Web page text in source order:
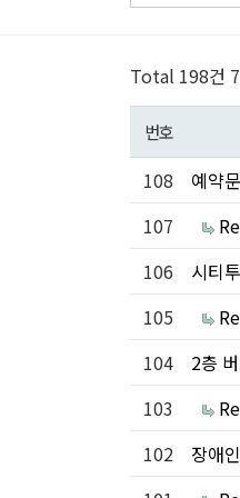
Total 198건
번호
108
예약
107
106
시티
105
104
2층
103
102
장애